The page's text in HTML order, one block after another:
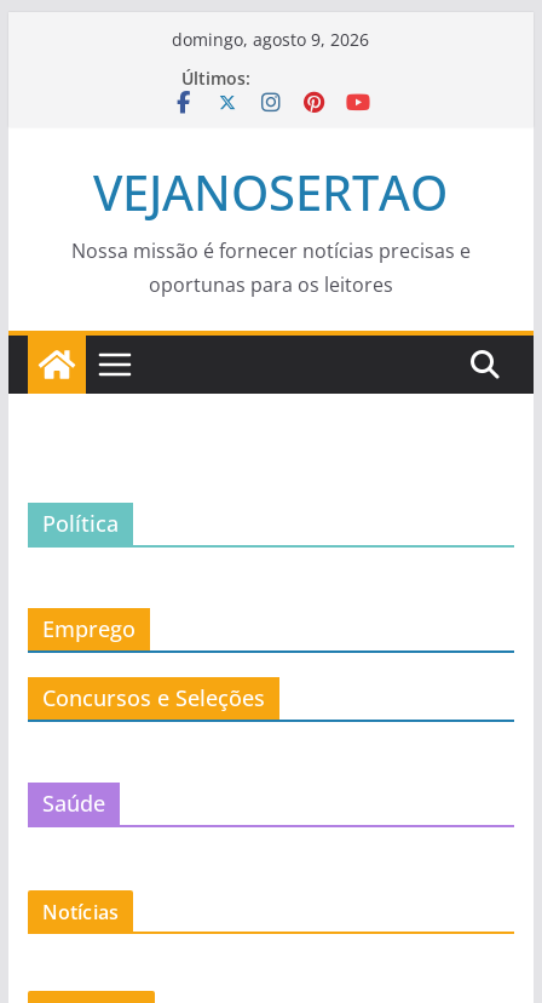
domingo, agosto 9, 2026
Últimos:
VEJANOSERTAO
Nossa missão é fornecer notícias precisas e
oportunas para os leitores
Política
Emprego
Concursos e Seleções
Saúde
Notícias